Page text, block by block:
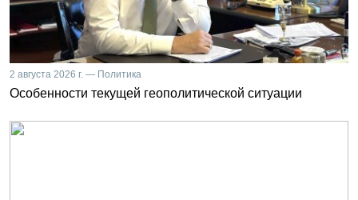
2 августа 2026 г. — Политика
Особенности текущей геополитической ситуации